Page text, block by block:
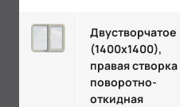
Двустворчатое
(1400х1400),
правая створка
поворотно-
откидная